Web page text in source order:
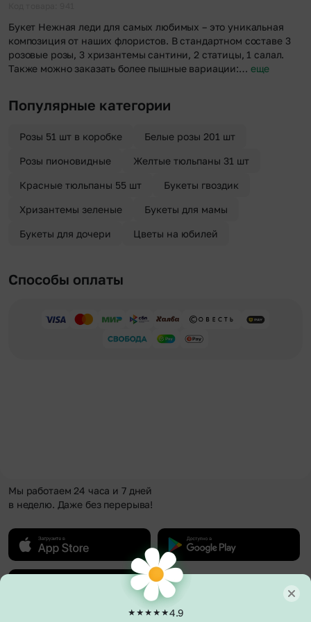
Букет Нежная леди для самых любимых – это уникальная
композиция от наших флористов. В стандартном составе 3
розовые розы, 3 хризантемы сантини, 2 статицы, 1 салал.
Также можно заказать более пышные вариации:… еще
Популярные категории
Розы 51 шт в коробке Белые розы 201 шт
Розы пионовидные Желтые тюльпаны 31 шт
Красные тюльпаны 55 шт Букеты гвоздик
Хризантемы зеленые Букеты для мамы
Букеты для дочери Цветы на юбилей
Способы оплаты
Мы работаем 24 часа и 7 дней
в неделю. Даже без перерыва!
4.9